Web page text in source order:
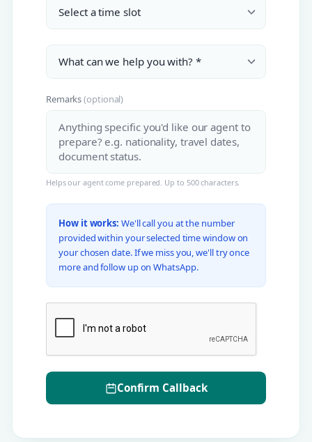
Remarks(optional)
Helps our agent come prepared. Up to 500 characters.
How it works: We'll call you at the number
provided within your selected time window on
your chosen date. If we miss you, we'll try once
more and follow up on WhatsApp.
Confirm Callback